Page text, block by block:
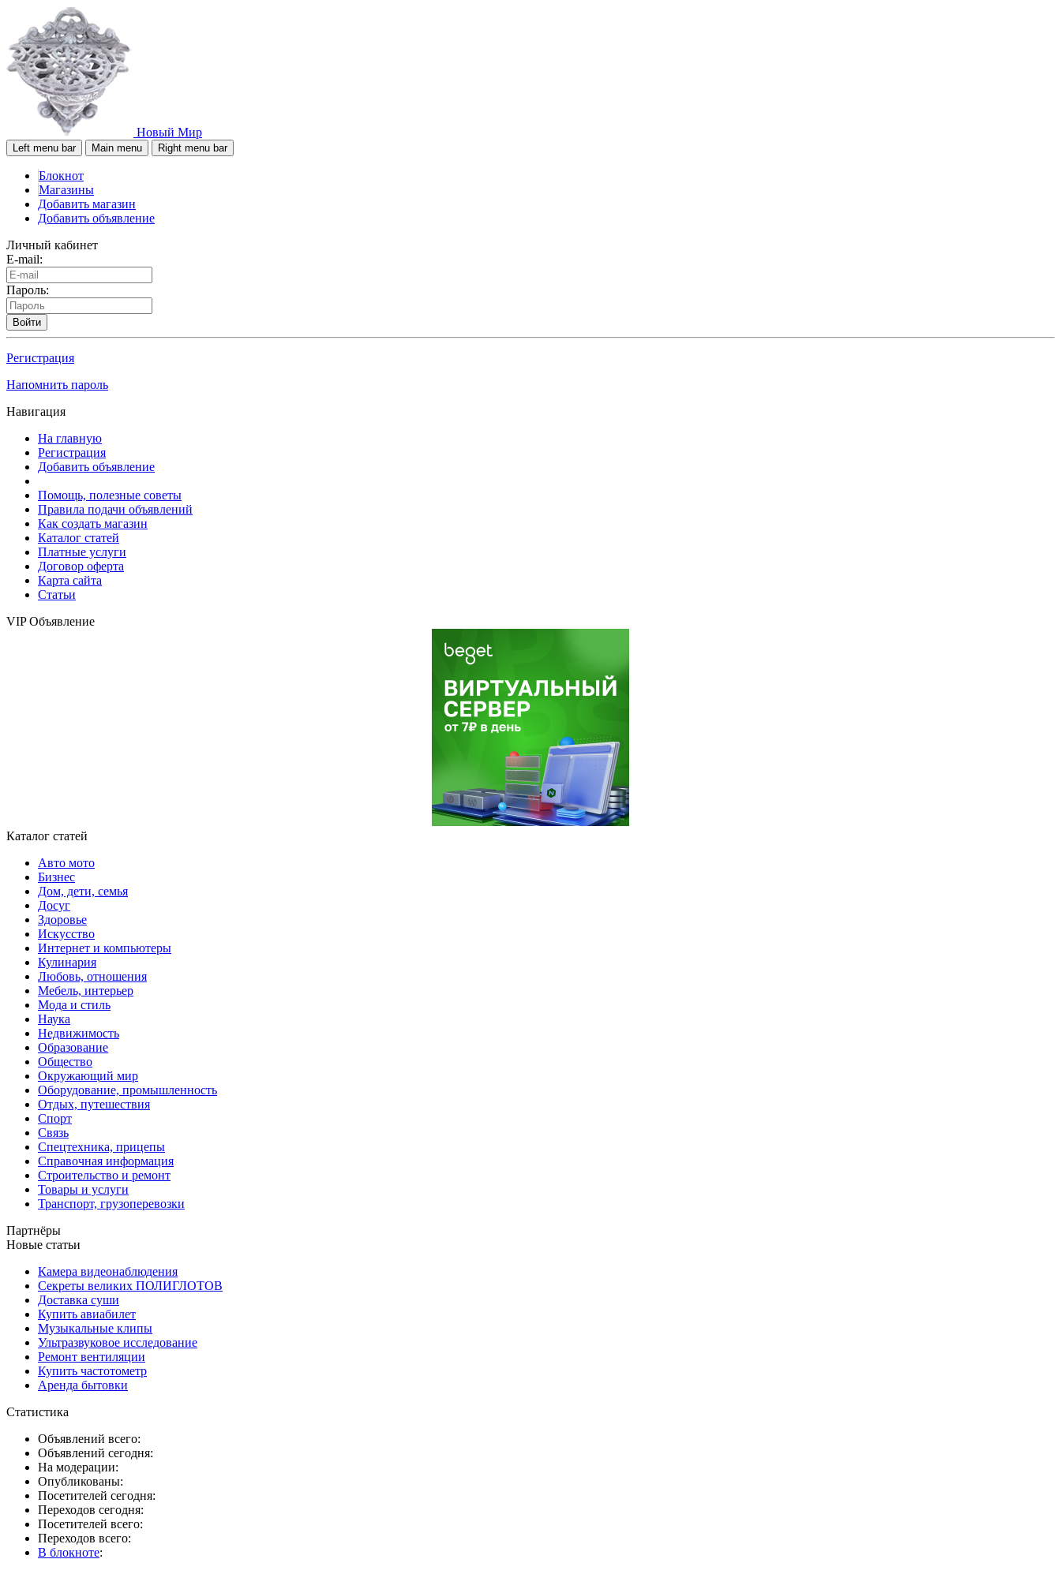
Новый Мир
Left menu bar Main menu Right menu bar
Блокнот
Магазины
Добавить магазин
Добавить объявление
Личный кабинет
E-mail:
Пароль:
Войти
Регистрация
Напомнить пароль
Навигация
На главную
Регистрация
Добавить объявление
Помощь, полезные советы
Правила подачи объявлений
Как создать магазин
Каталог статей
Платные услуги
Договор оферта
Карта сайта
Статьи
VIP Объявление
Каталог статей
Авто мото
Бизнес
Дом, дети, семья
Досуг
Здоровье
Искусство
Интернет и компьютеры
Кулинария
Любовь, отношения
Мебель, интерьер
Мода и стиль
Наука
Недвижимость
Образование
Общество
Окружающий мир
Оборудование, промышленность
Отдых, путешествия
Спорт
Связь
Спецтехника, прицепы
Справочная информация
Строительство и ремонт
Товары и услуги
Транспорт, грузоперевозки
Партнёры
Новые статьи
Камера видеонаблюдения
Секреты великих ПОЛИГЛОТОВ
Доставка суши
Купить авиабилет
Музыкальные клипы
Ультразвуковое исследование
Ремонт вентиляции
Купить частотометр
Аренда бытовки
Статистика
Объявлений всего:
Объявлений сегодня:
На модерации:
Опубликованы:
Посетителей сегодня:
Переходов сегодня:
Посетителей всего:
Переходов всего:
В блокноте: